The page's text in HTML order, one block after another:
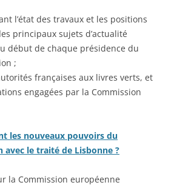
l’état des travaux et les positions
principaux sujets d’actualité
début de chaque présidence du
;
françaises aux livres verts, et
engagées par la Commission
les nouveaux pouvoirs du
avec le traité de Lisbonne ?
la Commission européenne